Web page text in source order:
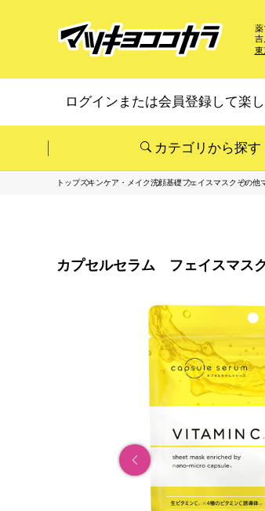
薬
吉
東
ログインまたは会員登録して楽
カテゴリから探す
トップスキンケア・メイク洗顔基礎フェイスマスクその他
カプセルセラム フェイスマス